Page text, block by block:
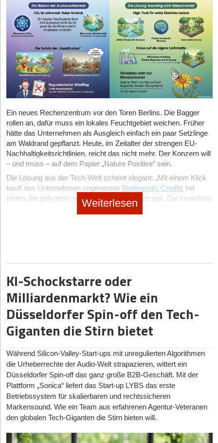
Ein neues Rechenzentrum vor den Toren Berlins. Die Bagger
rollen an, dafür muss ein lokales Feuchtgebiet weichen. Früher
hätte das Unternehmen als Ausgleich einfach ein paar Setzlinge
am Waldrand gepflanzt. Heute, im Zeitalter der strengen EU-
Nachhaltigkeitsrichtlinien, reicht das nicht mehr. Der Konzern will
– und muss – auf dem Papier „Nature Positive“ sein.
Die Lösung aus der Tech-Welt scheint elegant: „Mit einem Klick
kauft das Unternehmen sogenannte Biodiversity Credits bei
einem der gehypten neuen Nature-Tech-Start-ups. Die Investition
fließt in den Schutz eines ausgetrockneten Pinienwaldes in
Tonne CO
2, die in Brandenburg ausgestoßen wird, ist
physikalisch identisch mit einer Tonne CO
2, die in Spanien aus
der Luft gesaugt wird. Dem Klima ist die Geografie egal, die
Währung ist universell austauschbar.
Die Natur lässt sich aber nicht in ein globales Hauptbuch
pressen. Man kann den Lebensraum der brandenburgischen
Rotbauchunke nicht durch eine iberische Eidechse ausgleichen.
Wer Jaguare mit Regenwürmern vergleicht, verliert. Dennoch
arbeiten Dutzende europäische NatureTech-Start-ups aktuell
genau daran: Sie nutzen Drohnen, Umwelt-DNA und Bioakustik-
KIs, um die unendliche Komplexität eines Ökosystems in eine
einzige, handelbare Finanzkennzahl zu übersetzen.
Es ist der ambitionierte Versuch der Tech-Branche, das
gigantischen Illusion zu werden.
Weiterlesen
KI-Schockstarre oder
Milliardenmarkt? Wie ein
Düsseldorfer Spin-off den Tech-
Giganten die Stirn bietet
Während Silicon-Valley-Start-ups mit unregulierten Algorithmen
die Urheberrechte der Audio-Welt strapazieren, wittert ein
Düsseldorfer Spin-off das ganz große B2B-Geschäft. Mit der
Plattform „Sonica“ liefert das Start-up LYBS das erste
Betriebssystem für skalierbaren und rechtssicheren
Markensound. Wie ein Team aus erfahrenen Agentur-Veteranen
den globalen Tech-Giganten die Stirn bieten will.